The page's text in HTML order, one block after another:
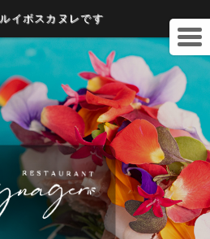
イボスカヌレです